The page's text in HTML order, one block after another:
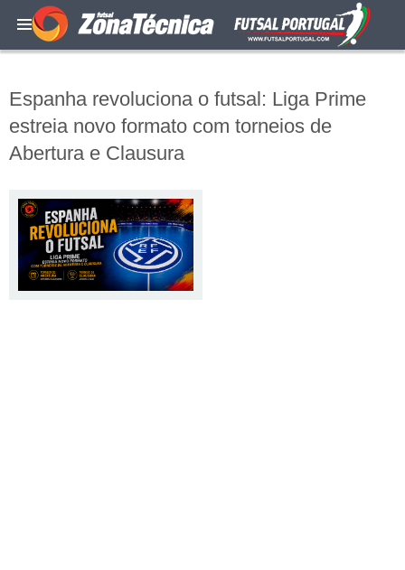
Espanha revoluciona o futsal: Liga Prime
estreia novo formato com torneios de
Abertura e Clausura